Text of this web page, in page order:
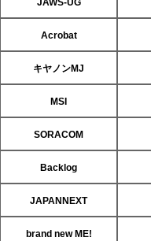
JAWS-UG
Acrobat
キヤノンMJ
MSI
SORACOM
Backlog
JAPANNEXT
brand new ME!